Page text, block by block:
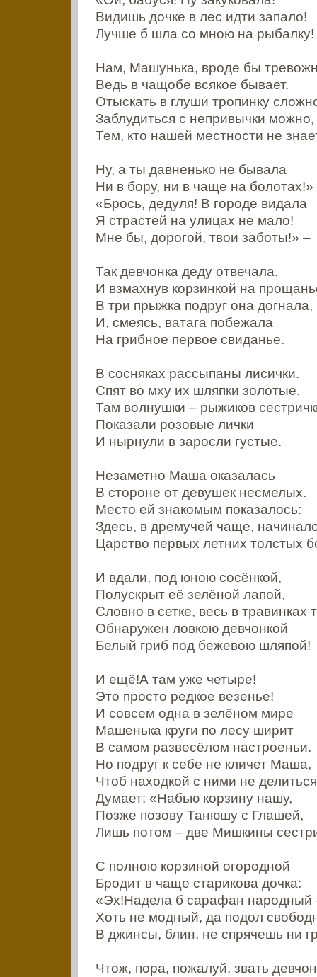
Видишь дочке в лес идти запало!
Лучше б шла со мною на рыбалку!
Нам, Машунька, вроде бы
Ведь в чащобе всякое бывает.
Отыскать в глуши тропинку
Заблудиться с непривычки можно,
Тем, кто нашей местности не
Ну, а ты давненько не бывала
Ни в бору, ни в чаще на болотах!»
«Брось, дедуля! В городе видала
Я страстей на улицах не мало!
Мне бы, дорогой, твои заботы!» –
Так девчонка деду отвечала.
И взмахнув корзинкой на
В три прыжка подруг она догнала,
И, смеясь, ватага побежала
На грибное первое свиданье.
В сосняках рассыпаны лисички.
Спят во мху их шляпки золотые.
Там волнушки – рыжиков
Показали розовые лички
И нырнули в заросли густые.
Незаметно Маша оказалась
В стороне от девушек несмелых.
Место ей знакомым показалось:
Здесь, в дремучей чаще,
Царство первых летних толстых
И вдали, под юною сосёнкой,
Полускрыт её зелёной лапой,
Словно в сетке, весь в травинках
Обнаружен ловкою девчонкой
Белый гриб под бежевою шляпой!
И ещё!А там уже четыре!
Это просто редкое везенье!
И совсем одна в зелёном мире
Машенька круги по лесу ширит
В самом развесёлом настроеньи.
Но подруг к себе не кличет Маша,
Чтоб находкой с ними не
Думает: «Набью корзину нашу,
Позже позову Танюшу с Глашей,
Лишь потом – две Мишкины
С полною корзиной огородной
Бродит в чаще старикова дочка:
«Эх!Надела б сарафан народный
Хоть не модный, да подол
В джинсы, блин, не спрячешь ни
Чтож, пора, пожалуй, звать